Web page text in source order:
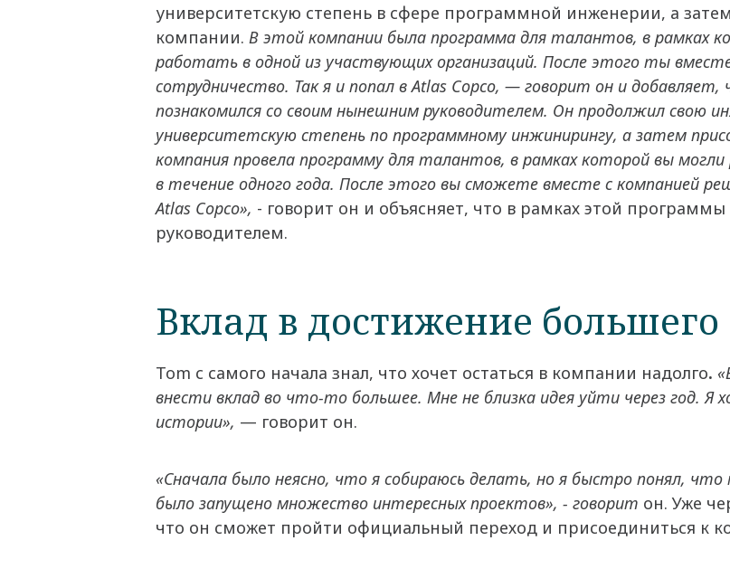
университетскую степень в сфере программной инженерии, а
компании. В этой компании была программа для талантов, в рамках
работать в одной из участвующих организаций. После этого ты
сотрудничество. Так я и попал в Atlas Copco, — говорит он и
познакомился со своим нынешним руководителем. Он продолжил свою
университетскую степень по программному инжинирингу, а затем
компания провела программу для талантов, в рамках которой вы
в течение одного года. После этого вы сможете вместе с компанией
Atlas Copco», - говорит он и объясняет, что в рамках этой
руководителем.
Вклад в достижение большего
Tom с самого начала знал, что хочет остаться в компании надолго.
внести вклад во что-то большее. Мне не близка идея уйти через год. Я
истории», — говорит он.
«Сначала было неясно, что я собираюсь делать, но я быстро понял,
было запущено множество интересных проектов», - говорит он. Уже
что он сможет пройти официальный переход и присоединиться к